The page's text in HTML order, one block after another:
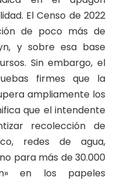
El Censo de 2022
de poco más de
y sobre esa base
Sin embargo, el
firmes que la
ampliamente los
que el intendente
recolección de
redes de agua,
para más de 30.000
en los papeles